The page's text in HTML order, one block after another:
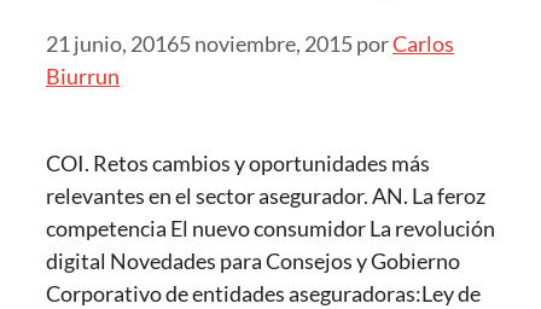
21 junio, 20165 noviembre, 2015porCarlos
Biurrun
COI. Retos cambios y oportunidades más
relevantes en el sector asegurador. AN. La feroz
competencia El nuevo consumidor La revolución
digital Novedades para Consejos y Gobierno
Corporativo de entidades aseguradoras:Ley de